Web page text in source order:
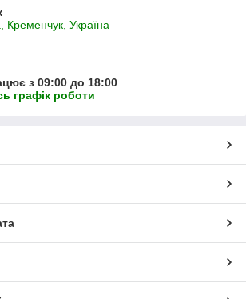
Кременчук, Україна
з 09:00 до 18:00
графік роботи